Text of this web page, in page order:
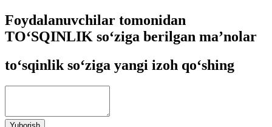
Foydalanuvchilar tomonidan
TO‘SQINLIK so‘ziga berilgan ma’nolar
to‘sqinlik so‘ziga yangi izoh qo‘shing